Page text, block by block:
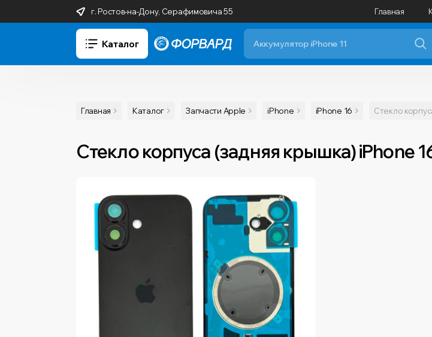
г. Ростов-на-Дону, Серафимовича 55 Главная
Каталог
Главная Каталог Запчасти Apple iPhone iPhone 16 Стекло
Стекло корпуса (задняя крышка) iPhone